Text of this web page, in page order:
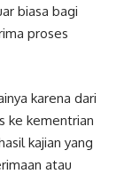
biasa bagi
proses
karena dari
ke kementrian
kajian yang
atau